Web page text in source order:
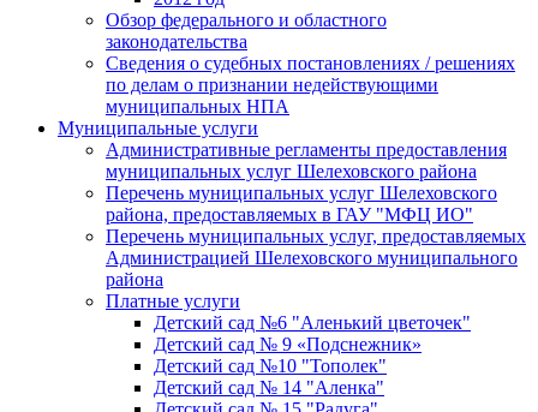
Обзор федерального и областного
законодательства
Сведения о судебных постановлениях / решениях
по делам о признании недействующими
муниципальных НПА
Муниципальные услуги
Административные регламенты предоставления
муниципальных услуг Шелеховского района
Перечень муниципальных услуг Шелеховского
района, предоставляемых в ГАУ "МФЦ ИО"
Перечень муниципальных услуг, предоставляемых
Администрацией Шелеховского муниципального
района
Платные услуги
Детский сад №6 "Аленький цветочек"
Детский сад № 9 «Подснежник»
Детский сад №10 "Тополек"
Детский сад № 14 "Аленка"